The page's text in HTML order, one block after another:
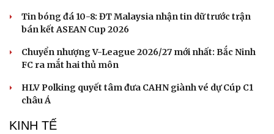
Tin bóng đá 10-8: ĐT Malaysia nhận tin dữ trước trận
bán kết ASEAN Cup 2026
Chuyển nhượng V-League 2026/27 mới nhất: Bắc Ninh
FC ra mắt hai thủ môn
HLV Polking quyết tâm đưa CAHN giành vé dự Cúp C1
châu Á
KINH TẾ